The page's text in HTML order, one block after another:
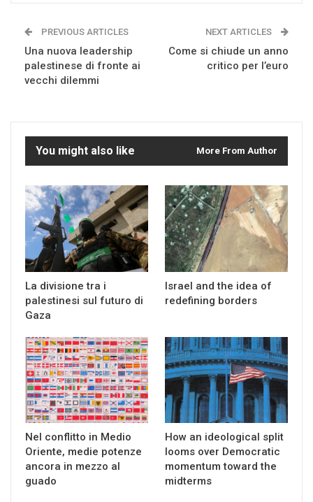
PREVIOUS ARTICLES
Una nuova leadership
palestinese di fronte ai
vecchi dilemmi
NEXT ARTICLES
Come si chiude un anno
critico per l’euro
You might also like More From Author
La divisione tra i
palestinesi sul futuro di
Gaza
Israel and the idea of
redefining borders
Nel conflitto in Medio
Oriente, medie potenze
ancora in mezzo al
guado
How an ideological split
looms over Democratic
momentum toward the
midterms